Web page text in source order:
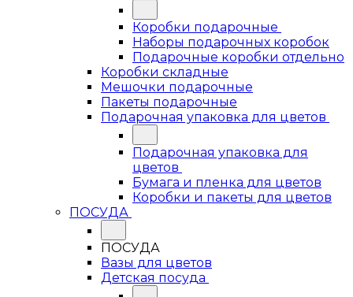
Коробки подарочные
Наборы подарочных коробок
Подарочные коробки отдельно
Коробки складные
Мешочки подарочные
Пакеты подарочные
Подарочная упаковка для цветов
Подарочная упаковка для
цветов
Бумага и пленка для цветов
Коробки и пакеты для цветов
ПОСУДА
ПОСУДА
Вазы для цветов
Детская посуда